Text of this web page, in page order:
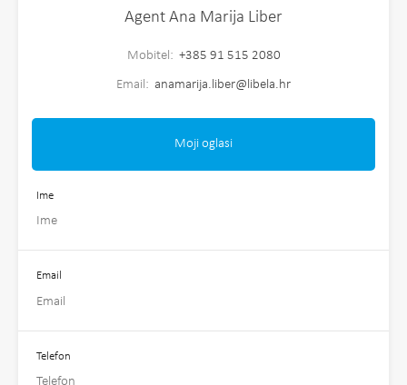
Agent Ana Marija Liber
Mobitel: +385 91 515 2080
Email: anamarija.liber@libela.hr
Moji oglasi
Ime
Email
Telefon